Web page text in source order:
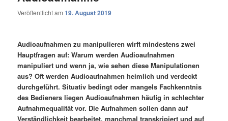
Veröffentlicht am19. August 2019
Audioaufnahmen zu manipulieren wirft mindestens zwei
Hauptfragen auf: Warum werden Audioaufnahmen
manipuliert und wenn ja, wie sehen diese Manipulationen
aus? Oft werden Audioaufnahmen heimlich und verdeckt
durchgeführt. Situativ bedingt oder mangels Fachkenntnis
des Bedieners liegen Audioaufnahmen häufig in schlechter
Aufnahmequalität vor. Die Aufnahmen sollen dann auf
Verständlichkeit bearbeitet, manchmal transkripiert und auf